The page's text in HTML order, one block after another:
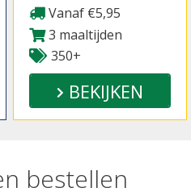
Vanaf €5,95
3 maaltijden
350+
BEKIJKEN
bestellen